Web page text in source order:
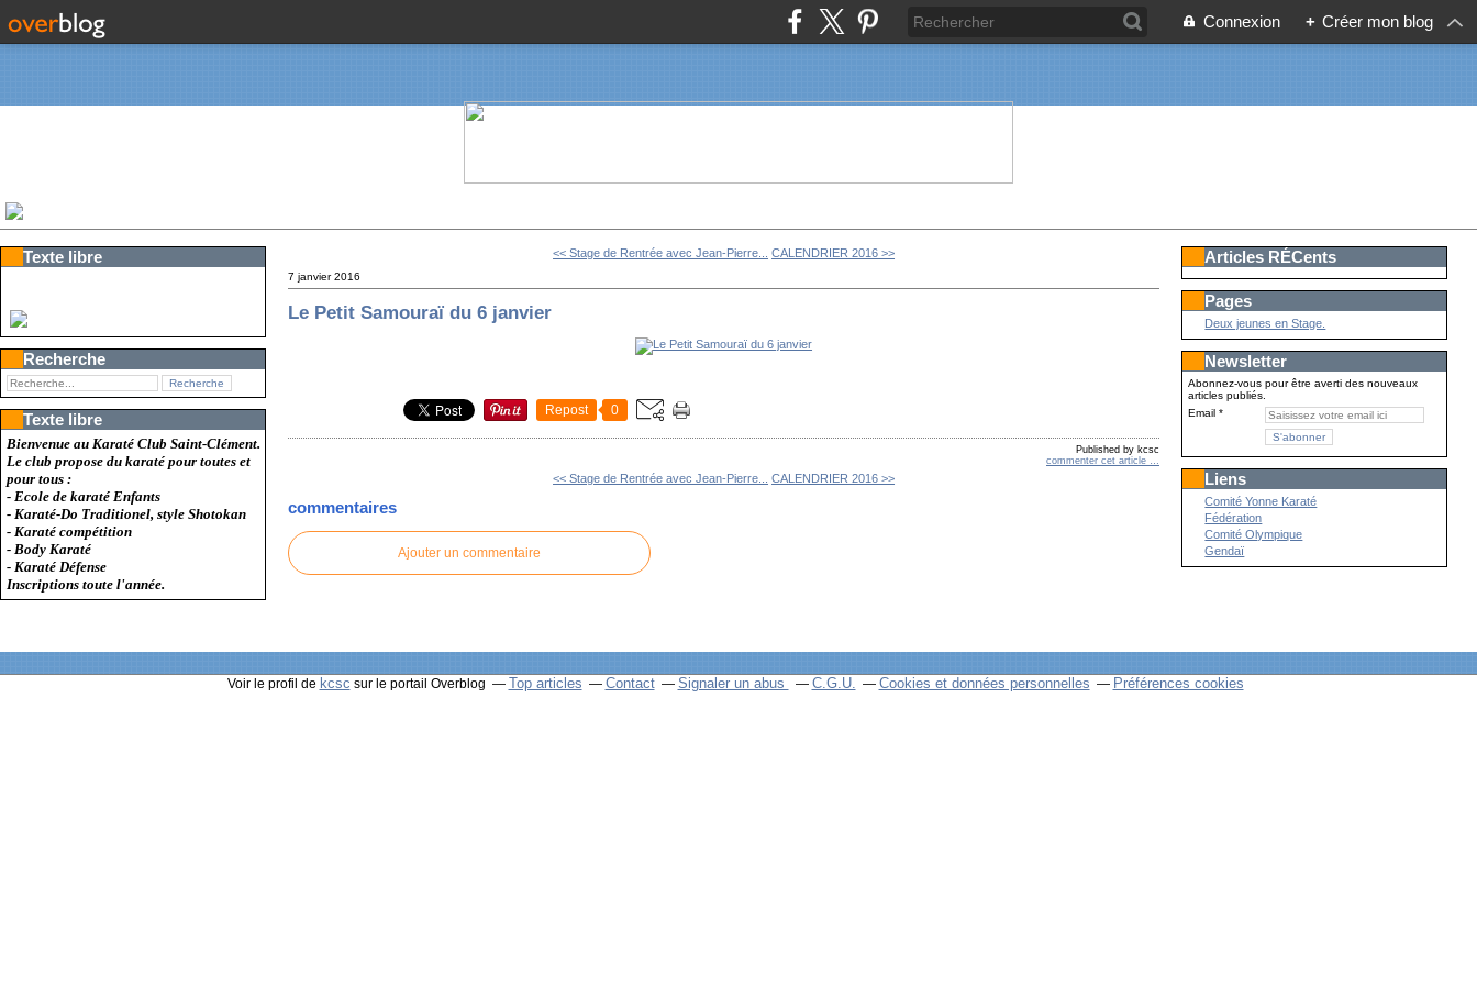
Connexion + Créer mon blog
Texte libre
Recherche
Texte libre
Bienvenue au Karaté Club Saint-Clément.
Le club propose du karaté pour toutes et
pour tous :
- Ecole de karaté Enfants
- Karaté-Do Traditionel, style Shotokan
- Karaté compétition
- Body Karaté
- Karaté Défense
Inscriptions toute l'année.
<< Stage de Rentrée avec Jean-Pierre... CALENDRIER 2016 >>
7 janvier 2016
Le Petit Samouraï du 6 janvier
Repost 0
Published by kcsc
commenter cet article
<< Stage de Rentrée avec Jean-Pierre... CALENDRIER 2016 >>
commentaires
Ajouter un commentaire
Articles RÉCents
Pages
Deux jeunes en Stage.
Newsletter
Abonnez-vous pour être averti des nouveaux
articles publiés.
Email
Liens
Comité Yonne Karaté
Fédération
Comité Olympique
Gendaï
Voir le profil de kcsc sur le portail Overblog Top articles Contact Signaler un abus C.G.U. Cookies et données personnelles Préférences cookies